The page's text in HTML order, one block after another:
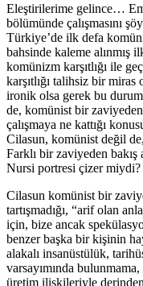
Eleştirilerime gelince…
bölümünde çalışmasını
Türkiye’de ilk defa
bahsinde kaleme alınmış
komünizm karşıtlığı ile
karşıtlığı talihsiz bir
ironik olsa gerek bu
de, komünist bir zaviyeden
çalışmaya ne kattığı
Cilasun, komünist değil
Farklı bir zaviyeden bakış
Nursi portresi çizer miydi?
Cilasun komünist bir
tartışmadığı, “arif olan
için, bize ancak
benzer başka bir kişinin
alakalı insanüstülük,
varsayımında
üretim ilişkileriyle